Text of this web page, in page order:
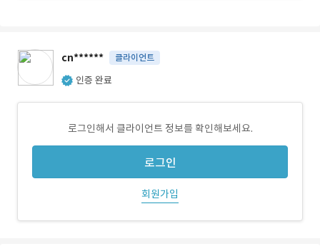
cn****** 클라이언트
인증 완료
로그인해서 클라이언트 정보를 확인해보세요.
로그인
회원가입